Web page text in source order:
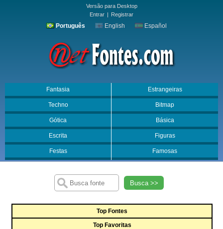
Versão para Desktop
Entrar | Registrar
Português English Español
Fantasia Estrangeiras
Techno Bitmap
Gótica Básica
Escrita Figuras
Festas Famosas
Busca >>
Top Fontes
Top Favoritas